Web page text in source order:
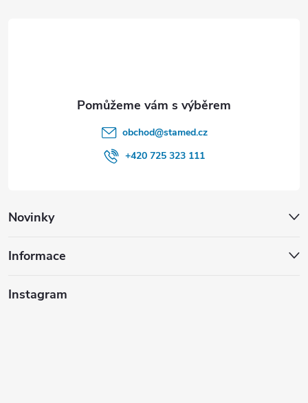
Novinky
Informace
Instagram
obchod@stamed.cz
+420 725 323 111